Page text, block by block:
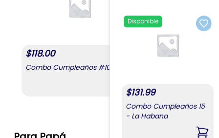
$118.00
Combo Cumpleaños #10
,Combo Cumpleaños #10
Add
Disponible
$131.99
Combo Cumpleaños 15
- La Habana
,